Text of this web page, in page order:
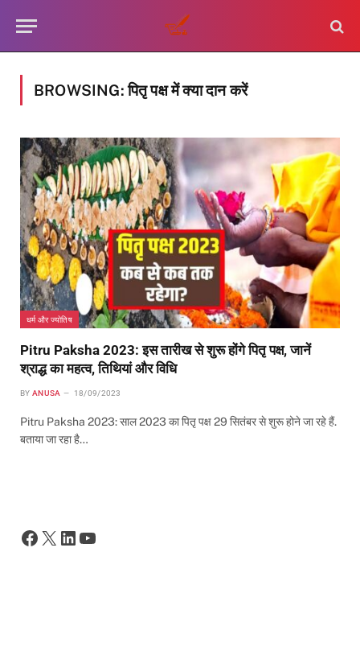
BROWSING:पितृ पक्ष में क्या दान करें
धर्म और ज्योतिष
Pitru Paksha 2023: इस तारीख से शुरू होंगे पितृ पक्ष, जानें
श्राद्ध का महत्व, तिथियां और विधि
BY ANUSA 18/09/2023
Pitru Paksha 2023: साल 2023 का पितृ पक्ष 29 सितंबर से शुरू होने जा रहे हैं.
बताया जा रहा है…
Facebook
X LinkedIn
YouTube